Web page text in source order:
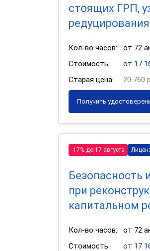
стоящих ГРП,
редуцирования
Кол-во часов:
от 72
Стоимость:
от 17
Старая цена:
20 760
Получить
-17% до 17 августа
Безопасность
при
капитальном
Кол-во часов:
от 72
Стоимость:
от 17